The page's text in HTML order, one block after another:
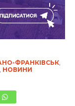
ФРАНКІВСЬК,
НОВИНИ